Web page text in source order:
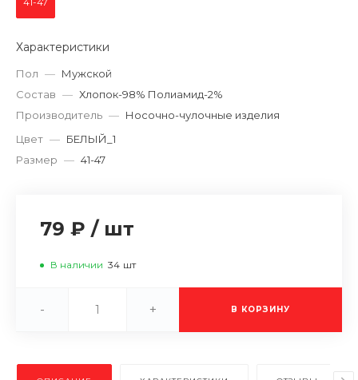
Характеристики
Пол — Мужской
Состав — Хлопок-98% Полиамид-2%
Производитель — Носочно-чулочные изделия
Цвет — БЕЛЫЙ_1
Размер — 41-47
79 ₽ / шт
В наличии 34 шт
- + В КОРЗИНУ